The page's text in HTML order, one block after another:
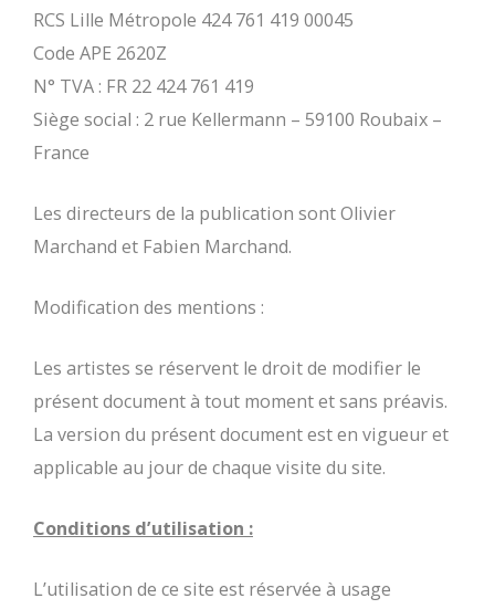
RCS Lille Métropole 424 761 419 00045
Code APE 2620Z
N° TVA : FR 22 424 761 419
Siège social : 2 rue Kellermann – 59100 Roubaix –
France
Les directeurs de la publication sont Olivier
Marchand et Fabien Marchand.
Modification des mentions :
Les artistes se réservent le droit de modifier le
présent document à tout moment et sans préavis.
La version du présent document est en vigueur et
applicable au jour de chaque visite du site.
Conditions d’utilisation :
L’utilisation de ce site est réservée à usage